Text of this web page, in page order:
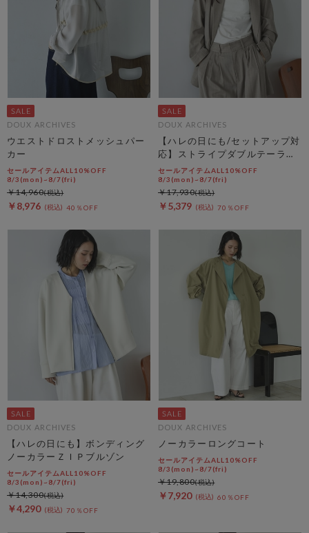
DOUX ARCHIVES
ウエストドロストメッシュパー
カー
セールアイテムALL10%OFF
8/3(mon)~8/7(fri)
￥8,976 40％OFF
￥14,960
DOUX ARCHIVES
【ハレの日にも/セットアップ対
応】ストライプダブルテーラー
ドジャケット
セールアイテムALL10%OFF
8/3(mon)~8/7(fri)
￥5,379 70％OFF
￥17,930
DOUX ARCHIVES
【ハレの日にも】ボンディング
ノーカラーＺＩＰブルゾン
セールアイテムALL10%OFF
8/3(mon)~8/7(fri)
￥4,290 70％OFF
￥14,300
DOUX ARCHIVES
ノーカラーロングコート
セールアイテムALL10%OFF
8/3(mon)~8/7(fri)
￥7,920 60％OFF
￥19,800